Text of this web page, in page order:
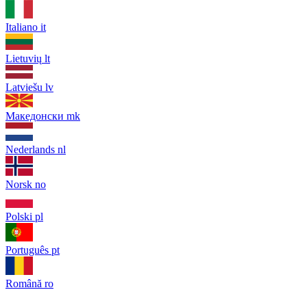
Italiano it
Lietuvių lt
Latviešu lv
Македонски mk
Nederlands nl
Norsk no
Polski pl
Português pt
Română ro